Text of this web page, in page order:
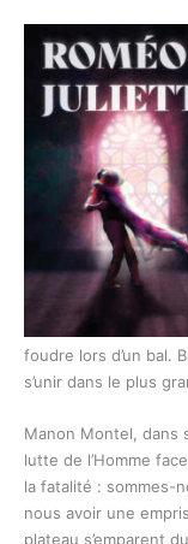
foudre lors d’un bal.
s’unir dans le plus
Manon Montel, dans
lutte de l’Homme
la fatalité : sommes-
nous avoir une
plateau s’emparent